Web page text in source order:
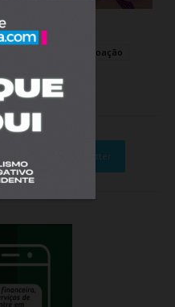
doação
sedu
Twitter